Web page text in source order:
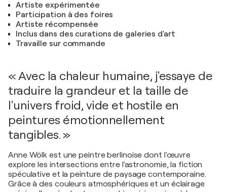
Artiste expérimentée
Participation à des foires
Artiste récompensée
Inclus dans des curations de galeries d'art
Travaille sur commande
« Avec la chaleur humaine, j'essaye de
traduire la grandeur et la taille de
l'univers froid, vide et hostile en
peintures émotionnellement
tangibles. »
Anne Wölk est une peintre berlinoise dont l'œuvre
explore les intersections entre l'astronomie, la fiction
spéculative et la peinture de paysage contemporaine.
Grâce à des couleurs atmosphériques et un éclairage